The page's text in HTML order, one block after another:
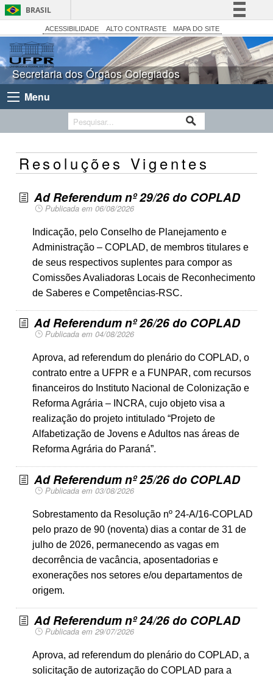
BRASIL
Simplifique!
Comunica BR
Participe
Acesso à informação
Canais
ACESSIBILIDADE ALTO CONTRASTE MAPA DO SITE
Secretaria dos Órgãos Colegiados
Menu
Resoluções Vigentes
Ad Referendum nº 29/26 do COPLAD
Publicada em 06/08/2026
Indicação, pelo Conselho de Planejamento e
Administração – COPLAD, de membros titulares e
de seus respectivos suplentes para compor as
Comissões Avaliadoras Locais de Reconhecimento
de Saberes e Competências-RSC.
Ad Referendum nº 26/26 do COPLAD
Publicada em 04/08/2026
Aprova, ad referendum do plenário do COPLAD, o
contrato entre a UFPR e a FUNPAR, com recursos
financeiros do Instituto Nacional de Colonização e
Reforma Agrária – INCRA, cujo objeto visa a
realização do projeto intitulado “Projeto de
Alfabetização de Jovens e Adultos nas áreas de
Reforma Agrária do Paraná”.
Ad Referendum nº 25/26 do COPLAD
Publicada em 03/08/2026
Sobrestamento da Resolução nº 24-A/16-COPLAD
pelo prazo de 90 (noventa) dias a contar de 31 de
julho de 2026, permanecendo as vagas em
decorrência de vacância, aposentadorias e
exonerações nos setores e/ou departamentos de
origem.
Ad Referendum nº 24/26 do COPLAD
Publicada em 29/07/2026
Aprova, ad referendum do plenário do COPLAD, a
solicitação de autorização do COPLAD para a